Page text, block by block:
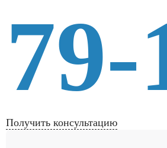
79-
Получить консультацию